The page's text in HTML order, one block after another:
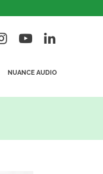
NUANCE AUDIO